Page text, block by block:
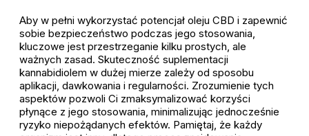
Aby w pełni wykorzystać potencjał oleju CBD i zapewnić
sobie bezpieczeństwo podczas jego stosowania,
kluczowe jest przestrzeganie kilku prostych, ale
ważnych zasad. Skuteczność suplementacji
kannabidiolem w dużej mierze zależy od sposobu
aplikacji, dawkowania i regularności. Zrozumienie tych
aspektów pozwoli Ci zmaksymalizować korzyści
płynące z jego stosowania, minimalizując jednocześnie
ryzyko niepożądanych efektów. Pamiętaj, że każdy